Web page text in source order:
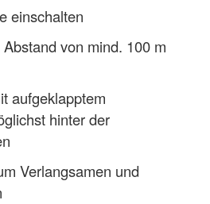
einschalten
von mind. 100 m
aufgeklapptem
hinter der
Verlangsamen und